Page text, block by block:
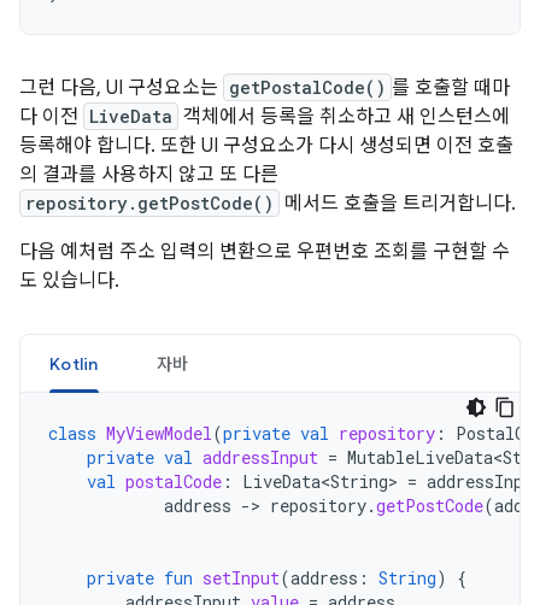
그런 다음, UI 구성요소는 getPostalCode() 를 호출할 때마
다 이전 LiveData 객체에서 등록을 취소하고 새 인스턴스에
등록해야 합니다. 또한 UI 구성요소가 다시 생성되면 이전 호출
의 결과를 사용하지 않고 또 다른
repository.getPostCode()
메서드 호출을 트리거합니다.
다음 예처럼 주소 입력의 변환으로 우편번호 조회를 구현할 수
도 있습니다.
Kotlin 자바
class MyViewModel(private val repository :
private val addressInput =
val postalCode : LiveData<String> =
address -> repository.getPostCode(
private fun setInput(address : String)
{